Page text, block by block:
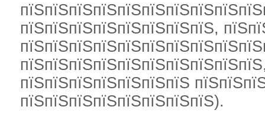
пїЅпїЅпїЅпїЅпїЅпїЅпїЅпїЅ,
пїЅпїЅпїЅпїЅпїЅпїЅпїЅ
пїЅпїЅпїЅпїЅпїЅпїЅпїЅпїЅ).